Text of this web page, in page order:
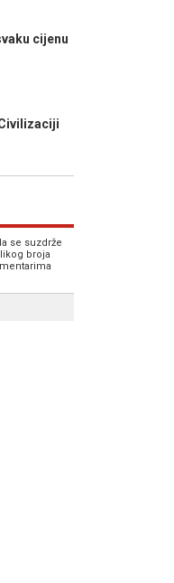
cijenu
se suzdrže
broja